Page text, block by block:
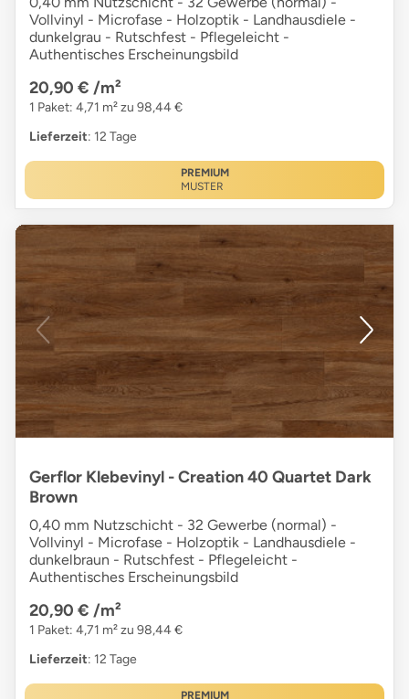
Vollvinyl - Microfase - Holzoptik - Landhausdiele -
dunkelgrau - Rutschfest - Pflegeleicht -
Authentisches Erscheinungsbild
20,90 € /m²
1 Paket: 4,71 m² zu 98,44 €
Lieferzeit: 12 Tage
PREMIUM
MUSTER
Gerflor Klebevinyl - Creation 40 Quartet Dark
Brown
0,40 mm Nutzschicht - 32 Gewerbe (normal) -
Vollvinyl - Microfase - Holzoptik - Landhausdiele -
dunkelbraun - Rutschfest - Pflegeleicht -
Authentisches Erscheinungsbild
20,90 € /m²
1 Paket: 4,71 m² zu 98,44 €
Lieferzeit: 12 Tage
PREMIUM